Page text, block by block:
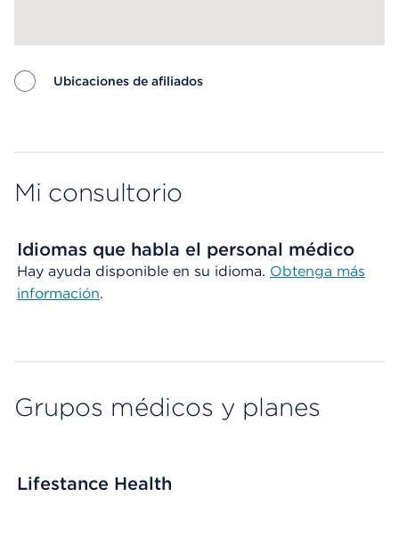
Ubicaciones de afiliados
Mi consultorio
Idiomas que habla el personal médico
Hay ayuda disponible en su idioma. Obtenga más
información.
Grupos médicos y planes
Lifestance Health